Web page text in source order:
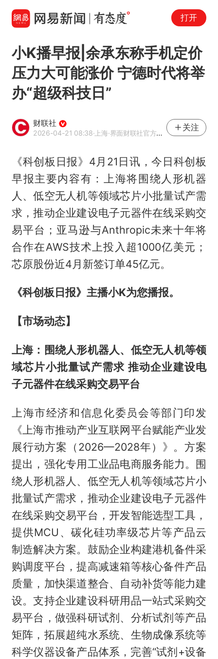
打开
小K播早报|余承东称手机定价
压力大可能涨价 宁德时代将举
办“超级科技日”
财联社
2026-04-21 08:38·上海·界面财联社官方账号
关注
《科创板日报》4月21日讯，今日科创板
早报主要内容有：上海将围绕人形机器
人、低空无人机等领域芯片小批量试产需
求，推动企业建设电子元器件在线采购交
易平台；亚马逊与Anthropic未来十年将
合作在AWS技术上投入超1000亿美元；
芯原股份近4月新签订单45亿元。
《科创板日报》主播小K为您播报。
【市场动态】
上海：围绕人形机器人、低空无人机等领
域芯片小批量试产需求 推动企业建设电
子元器件在线采购交易平台
上海市经济和信息化委员会等部门印发
《上海市推动产业互联网平台赋能产业发
展行动方案（2026—2028年）》。方案
提出，强化专用工业品电商服务能力。围
绕人形机器人、低空无人机等领域芯片小
批量试产需求，推动企业建设电子元器件
在线采购交易平台，开发智能选型工具，
提供MCU、碳化硅功率级芯片等产品云
制造解决方案。鼓励企业构建港机备件采
购调度平台，提高减速箱等核心备件产品
质量，加快渠道整合、自动补货等能力建
设。支持企业建设科研用品一站式采购交
易平台，做强科研试剂、分析试剂等产品
矩阵，拓展超纯水系统、生物成像系统等
科学仪器设备产品体系，完善“试剂+设备